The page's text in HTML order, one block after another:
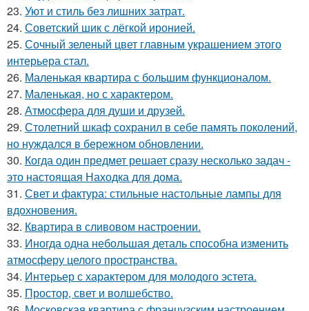
23. Уют и стиль без лишних затрат.
24. Советский шик с лёгкой иронией.
25. Сочный зеленый цвет главным украшением этого
интерьера стал.
26. Маленькая квартира с большим функционалом.
27. Маленькая, но с характером.
28. Атмосфера для души и друзей.
29. Столетний шкаф сохранил в себе память поколений,
но нуждался в бережном обновлении.
30. Когда один предмет решает сразу несколько задач -
это настоящая Находка для дома.
31. Свет и фактура: стильные настольные лампы для
вдохновения.
32. Квартира в сливовом настроении.
33. Иногда одна небольшая деталь способна изменить
атмосферу целого пространства.
34. Интерьер с характером для молодого эстета.
35. Простор, свет и волшебство.